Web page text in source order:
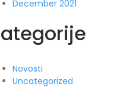
December 2021
Novosti
Uncategorized